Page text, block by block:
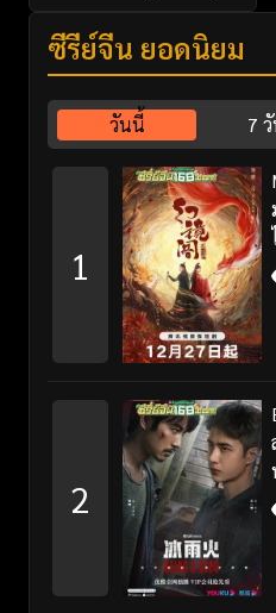
ซีรี่ย์จีน ยอดนิยม
วันนี้ 7
1
2